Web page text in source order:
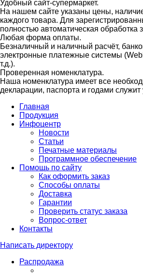
Удобный сайт-супермаркет.
На нашем сайте указаны цены,
каждого товара. Для
полностью автоматическая обработка
Любая форма оплаты.
Безналичный и наличный расчёт,
электронные платежные системы
т.д.).
Проверенная номенклатура.
Наша номенклатура имеет все
декларации, паспорта и годами
Главная
Продукция
Инфоцентр
Новости
Статьи
Печатные материалы
Программное обеспечение
Помощь по сайту
Как оформить заказ
Способы оплаты
Доставка
Гарантии
Проверить статус заказа
Вопрос-ответ
Контакты
Написать директору
Распродажа